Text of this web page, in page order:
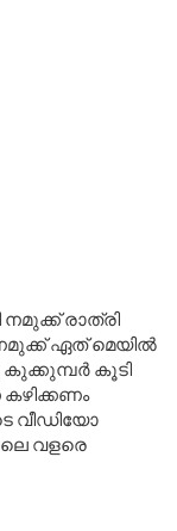
നമുക്ക് രാത്രി
ഏത് മെയിൽ
കുക്കുമ്പർ കൂടി
വീഡിയോ
വളരെ